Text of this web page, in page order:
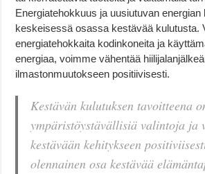
Energiatehokkuus ja uusiutuvan
keskeisessä osassa kestävää kulutusta.
energiatehokkaita kodinkoneita ja
energiaa, voimme vähentää
ilmastonmuutokseen positiivisesti.
Kestävän kulutuksen tavoitteena
ympäristöystävällisiä valintoja ja
kestävään kehitykseen
olennainen osa kestävää